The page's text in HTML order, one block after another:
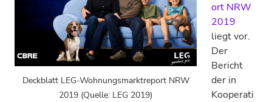
Deckblatt LEG-Wohnungsmarktreport NRW
2019 (Quelle: LEG 2019)
ort NRW
2019
liegt vor.
Der
Bericht
der in
Kooperati